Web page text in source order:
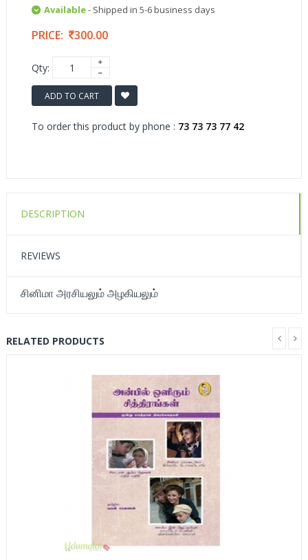
Available- Shipped in 5-6 business days
PRICE: 300.00
Qty:
ADD TO CART
To order this product by phone : 73 73 73 77 42
DESCRIPTION
REVIEWS
சினிமா அரசியலும் அழகியலும்
RELATED PRODUCTS